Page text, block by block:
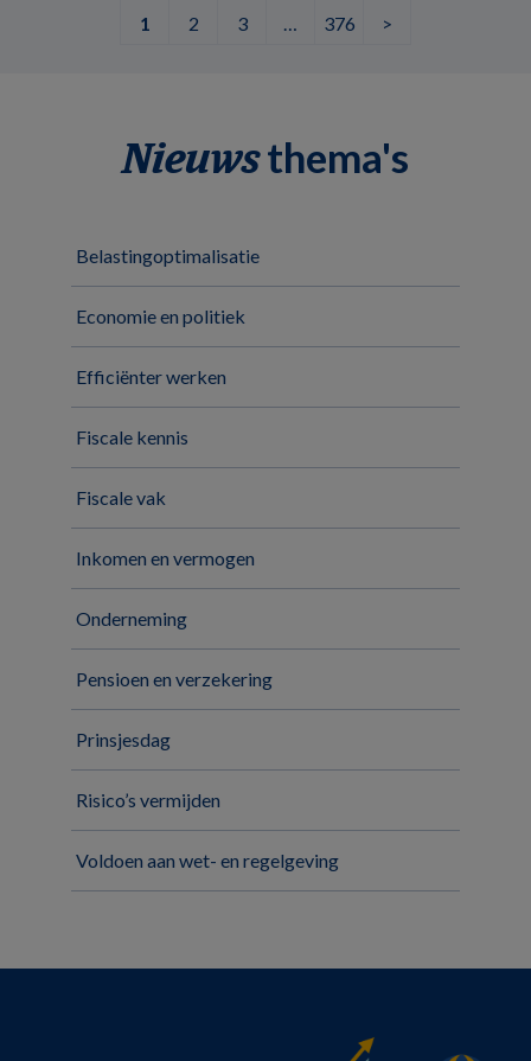
1 2 3 … 376 >
Nieuwsthema's
Belastingoptimalisatie
Economie en politiek
Efficiënter werken
Fiscale kennis
Fiscale vak
Inkomen en vermogen
Onderneming
Pensioen en verzekering
Prinsjesdag
Risico’s vermijden
Voldoen aan wet- en regelgeving